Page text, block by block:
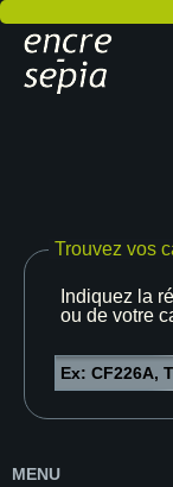
Trouvez vos
Indiquez la
ou de votre
MENU